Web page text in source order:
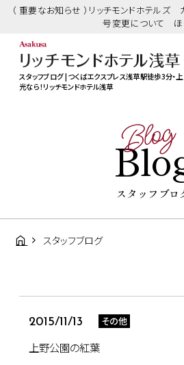
（ 重要なお知らせ ）リッチモンドホテルズ
号変更について
スタッフブログ | つくばエクスプレス浅草駅徒歩3分・
光なら！リッチモンドホテル浅草
Blog
スタッフブロ
スタッフブログ
2015/11/13 その他
上野公園の紅葉